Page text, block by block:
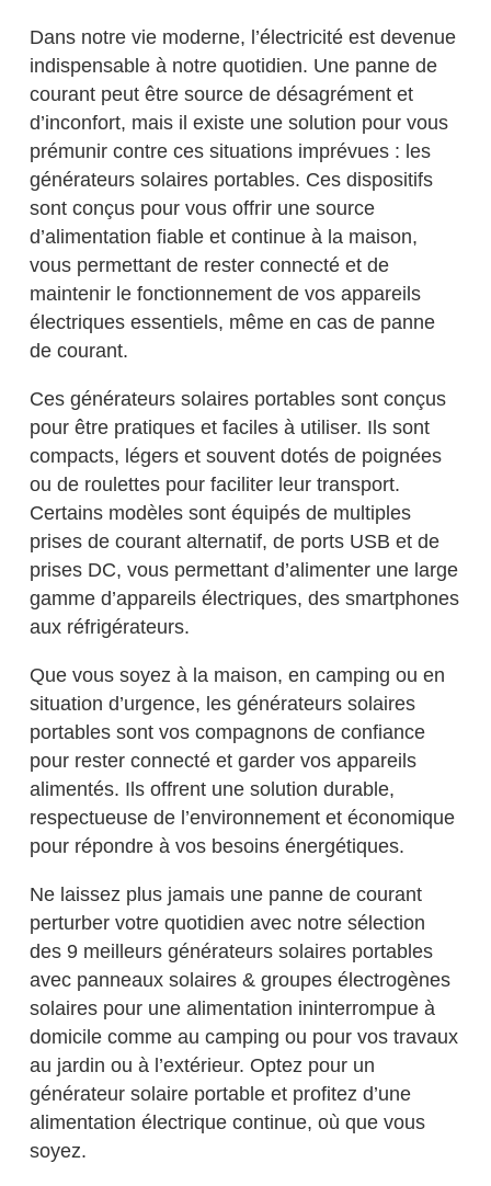
Dans notre vie moderne, l’électricité est devenue
indispensable à notre quotidien. Une panne de
courant peut être source de désagrément et
d’inconfort, mais il existe une solution pour vous
prémunir contre ces situations imprévues : les
générateurs solaires portables. Ces dispositifs
sont conçus pour vous offrir une source
d’alimentation fiable et continue à la maison,
vous permettant de rester connecté et de
maintenir le fonctionnement de vos appareils
électriques essentiels, même en cas de panne
de courant.
Ces générateurs solaires portables sont conçus
pour être pratiques et faciles à utiliser. Ils sont
compacts, légers et souvent dotés de poignées
ou de roulettes pour faciliter leur transport.
Certains modèles sont équipés de multiples
prises de courant alternatif, de ports USB et de
prises DC, vous permettant d’alimenter une large
gamme d’appareils électriques, des smartphones
aux réfrigérateurs.
Que vous soyez à la maison, en camping ou en
situation d’urgence, les générateurs solaires
portables sont vos compagnons de confiance
pour rester connecté et garder vos appareils
alimentés. Ils offrent une solution durable,
respectueuse de l’environnement et économique
pour répondre à vos besoins énergétiques.
Ne laissez plus jamais une panne de courant
perturber votre quotidien avec notre sélection
des 9 meilleurs générateurs solaires portables
avec panneaux solaires & groupes électrogènes
solaires pour une alimentation ininterrompue à
domicile comme au camping ou pour vos travaux
au jardin ou à l’extérieur. Optez pour un
générateur solaire portable et profitez d’une
alimentation électrique continue, où que vous
soyez.